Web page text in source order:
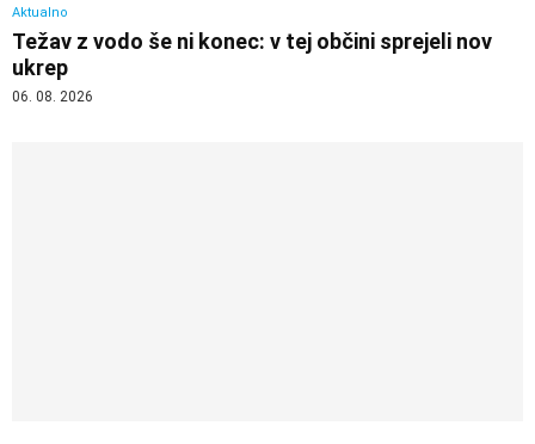
Aktualno
Težav z vodo še ni konec: v tej občini sprejeli nov
ukrep
06. 08. 2026